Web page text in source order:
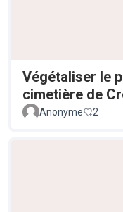
Végétaliser le
cimetière de
Anonyme 2